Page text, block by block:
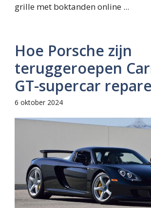
grille met boktanden online ...
Hoe Porsche zijn
teruggeroepen
GT-supercar
6 oktober 2024